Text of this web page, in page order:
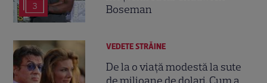
3
Boseman
VEDETE STRĂINE
De la o viață modestă la sute